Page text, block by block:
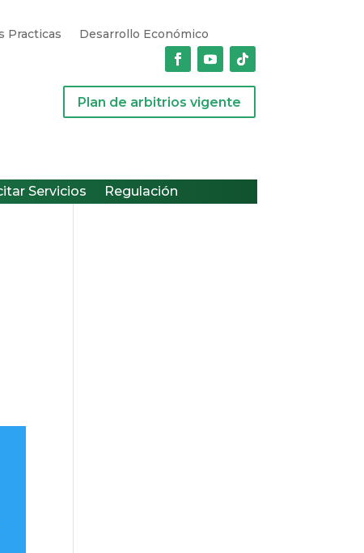
Practicas
Desarrollo Económico
Plan de arbitrios vigente
Servicios Regulación